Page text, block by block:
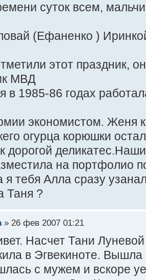
суток всем,
(Ефаненко )
этот праздник,
МВД
в 1985-86 годах
экономистом. Женя
огурца корюшки
дорогой
на портфолио
тебя Алла сразу
Таня ?
» 26 фев 2007 01:21
Насчет Тани
в Эгвекиноте.
с мужем и вскоре